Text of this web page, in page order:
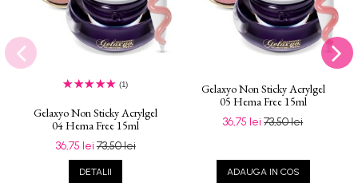
(1)
Gelaxyo Non Sticky Acrylgel
04 Hema Free 15ml
36,75 lei73,50 lei
DETALII
Gelaxyo Non Sticky Acrylgel
05 Hema Free 15ml
36,75 lei73,50 lei
ADAUGA IN COS